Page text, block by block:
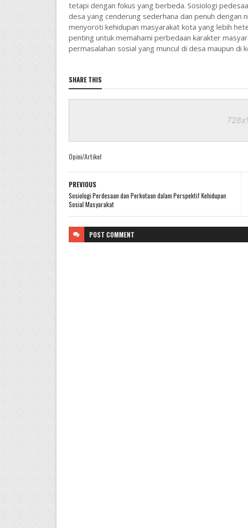
tetapi dengan fokus yang berbeda. Sosiologi
desa yang cenderung sederhana dan penuh dengan
menyoroti kehidupan masyarakat kota yang lebih
penting untuk memahami perbedaan karakter
permasalahan sosial yang muncul di desa maupun di
SHARE THIS
Opini/Artikel
PREVIOUS
Sosiologi Perdesaan dan Perkotaan dalam Perspektif Kehidupan
Sosial Masyarakat
POST COMMENT